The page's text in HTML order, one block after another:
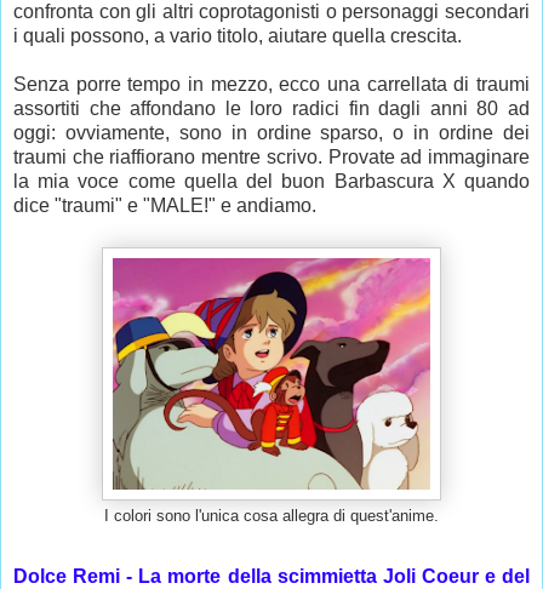
confronta con gli altri coprotagonisti o personaggi secondari
i quali possono, a vario titolo, aiutare quella crescita.
Senza porre tempo in mezzo, ecco una carrellata di traumi
assortiti che affondano le loro radici fin dagli anni 80 ad
oggi: ovviamente, sono in ordine sparso, o in ordine dei
traumi che riaffiorano mentre scrivo. Provate ad immaginare
la mia voce come quella del buon Barbascura X quando
dice "traumi" e "MALE!" e andiamo.
I colori sono l'unica cosa allegra di quest'anime.
Dolce Remi - La morte della scimmietta Joli Coeur e del